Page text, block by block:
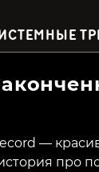
—
про